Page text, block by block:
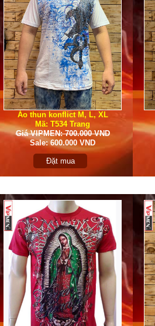
Áo thun konflict M, L, XL
Mã: T534 Trang
Giá VIPMEN: 700.000 VND
Sale: 600.000 VND
Đặt mua